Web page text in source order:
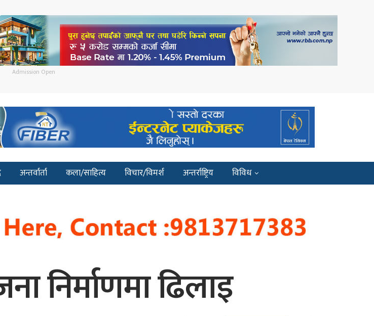
Admission Open
अन्तर्वार्ता कला/साहित्य विचार/विमर्श अन्तर्राष्ट्रिय
विविध
निर्माणमा ढिलाइ